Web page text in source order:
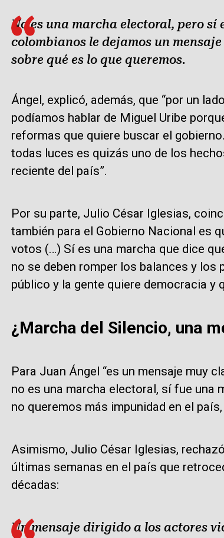
No es una marcha electoral, pero
colombianos le dejamos un
sobre qué es lo que queremos.
Ángel, explicó, además, que “por un
podíamos hablar de Miguel Uribe
reformas que quiere buscar el
todas luces es quizás uno de los
reciente del país”.
Por su parte, Julio César Iglesias,
también para el Gobierno Nacional es
votos (…) Sí es una marcha que dice
no se deben romper los balances y
público y la gente quiere democracia y
¿Marcha del Silencio, una
Para Juan Ángel “es un mensaje muy
no es una marcha electoral, sí fue una
no queremos más impunidad en el país,
Asimismo, Julio César Iglesias,
últimas semanas en el país que
décadas:
Un mensaje dirigido a los actores